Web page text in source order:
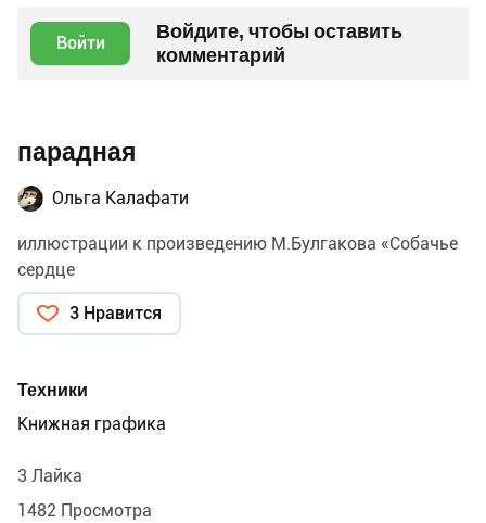
Войти
Войдите, чтобы оставить
комментарий
парадная
Ольга Калафати
иллюстрации к произведению М.Булгакова «Собачье
сердце
3 Нравится
Техники
Книжная графика
3 Лайка
1482 Просмотра